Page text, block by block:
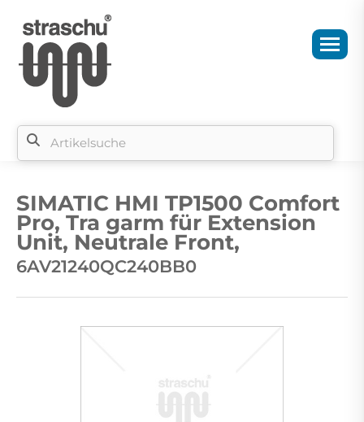
SIMATIC HMI TP1500 Comfort
Pro, Tra garm für Extension
Unit, Neutrale Front,
6AV21240QC240BB0